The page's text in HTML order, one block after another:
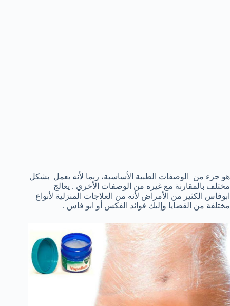
هو جزء من الوصفات الطبية الأساسية، ربما لأنه يعمل بشكل
مختلف بالمقارنة مع غيره من الوصفات الأخري . يعالج
ابوفاس الكثير من الأمراض لأنه من العلاجات المنزلية لأنواع
مختلفة من القضايا وإليك فوائد الفكس أو ابو فاس .